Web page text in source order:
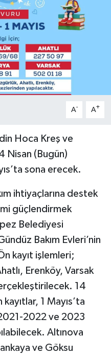
A- A+
Hoca Kreş ve
Nisan (Bugün)
sona erecek.
ihtiyaçlarına destek
güçlendirmek
Belediyesi
Bakım Evleri’nin
kayıt işlemleri;
Erenköy, Varsak
14
1 Mayıs’ta
2022 ve 2023
Altınova
ve Göksu